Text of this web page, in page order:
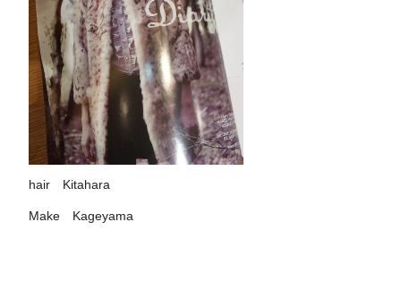
hair Kitahara
Make Kageyama